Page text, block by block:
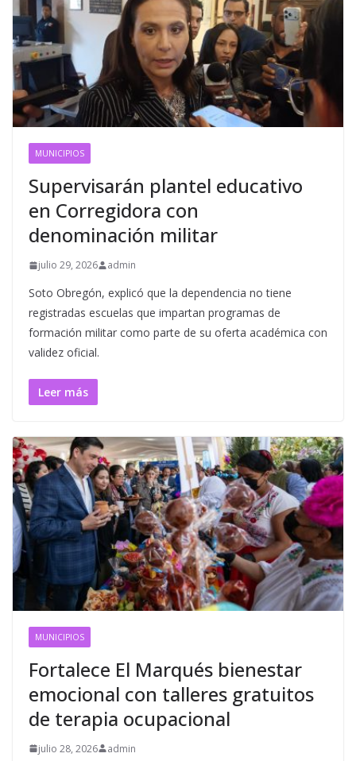
MUNICIPIOS
Supervisarán plantel educativo
en Corregidora con
denominación militar
julio 29, 2026 admin
Soto Obregón, explicó que la dependencia no tiene
registradas escuelas que impartan programas de
formación militar como parte de su oferta académica con
validez oficial.
Leer más
MUNICIPIOS
Fortalece El Marqués bienestar
emocional con talleres gratuitos
de terapia ocupacional
julio 28, 2026 admin